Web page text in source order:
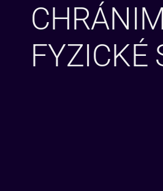
FYZICKÉ